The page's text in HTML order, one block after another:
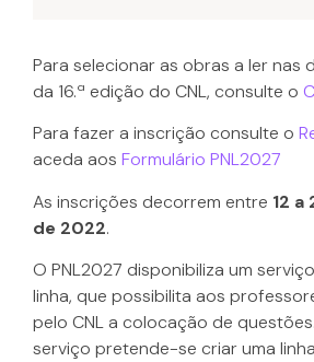
Para selecionar as obras a ler nas
da 16.ª edição do CNL, consulte o
Para fazer a inscrição consulte o
aceda aos Formulário PNL2027
As inscrições decorrem entre 12
de 2022.
O PNL2027 disponibiliza um
linha, que possibilita aos
pelo CNL a colocação de
serviço pretende-se criar uma